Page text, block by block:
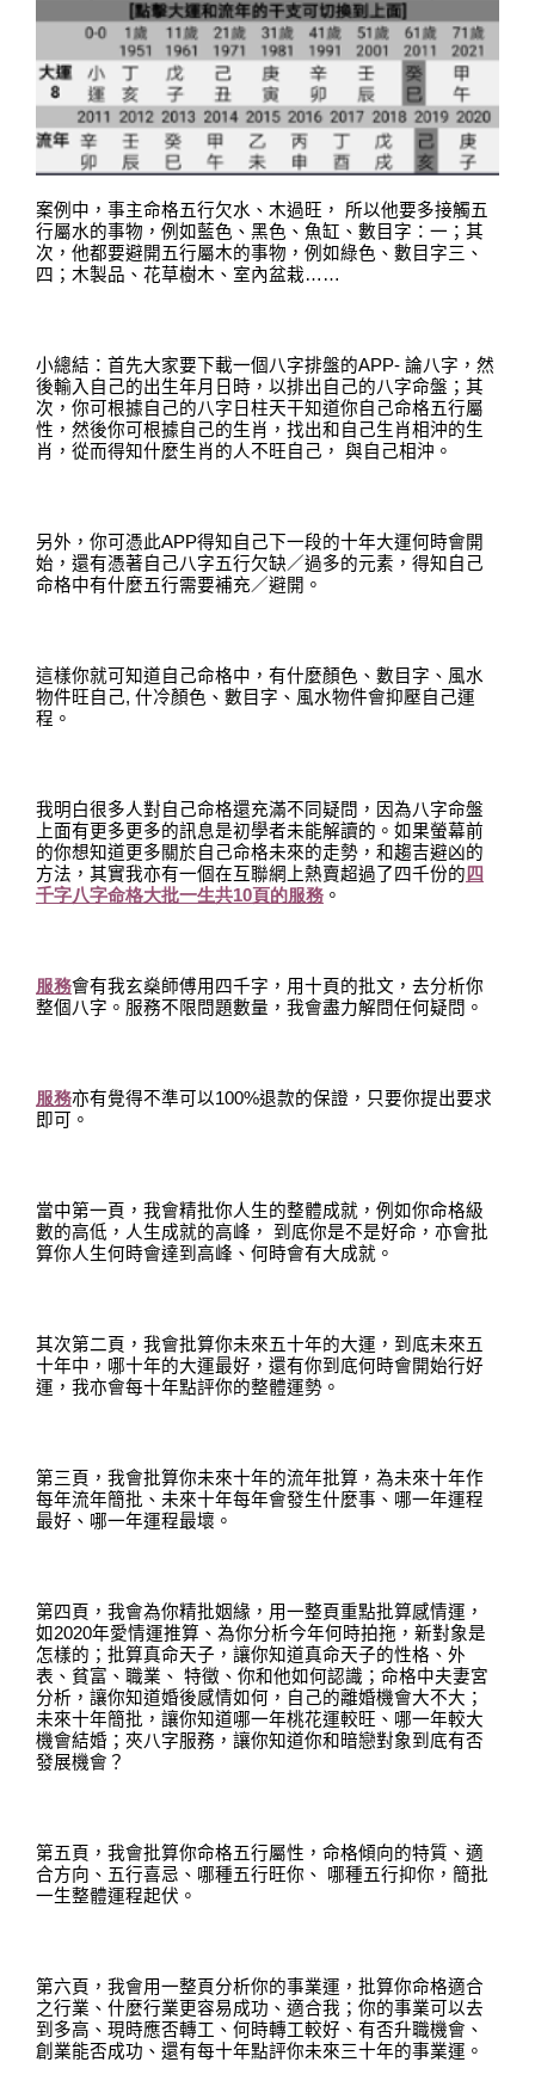
案例中，事主命格五行欠水、木過旺，
所以他要多接觸五
行屬水的事物，例如藍色、黑色、魚缸、數目字：一；其
次，他都要避開五行屬木的事物，例如綠色、數目字三、
四；木製品、花草樹木、室內盆栽……
小總結：首先大家要下載一個八字排盤的APP- 論八字，然
後輸入自己的出生年月日時，以排出自己的八字命盤；其
次，你可根據自己的八字日柱天干知道你自己命格五行屬
性，然後你可根據自己的生肖，找出和自己生肖相沖的生
肖 ， 從而得知什麼生肖的人不旺自己， 與自己相沖。
另外，你可憑此APP得知自己下一段的十年大運何時會開
始 ， 還有憑著自己八字五行欠缺／過多的元素，得知自己
命格中有什麼五行需要補充／避開 。
這樣你就可知道自己命格中，有什麼顏色、數目字、風水
物件旺自己, 什冷顏色、數目字、風水物件會抑壓自己運
程 。
我明白很多人對自己命格還充滿不同疑問 ， 因為八字命盤
上面有更多更多的訊息是初學者未能解讀的 。 如果螢幕前
的你想知道更多關於自己命格未來的走勢 ， 和趨吉避凶的
方法 ， 其實我亦有一個在 互聯網上熱賣超過 了 四千份的 四
千字八字命格大批一生共10頁的服務 。
服務會有我玄燊師傅用四千字，用十頁的批文，去分析你
整個八字。服務不限問題數量，我會盡力解問任何疑問。
服務亦有覺得不準可以100%退款的保證，只要你提出要求
即可。
當中第一頁，我會精批你人生的整體成就 ， 例如你命格級
數的高低 ， 人生成就的高峰， 到底你是不是好命 ， 亦會批
算你人生何時會達到高峰、何時會有大成就 。
其次第二頁，我會批算你未來五十年的大運 ， 到底未來五
十年中，哪十年的大運最好 ， 還有你到底何時會開始行好
運 ， 我亦會每十年點評你的整體運勢 。
第三頁，我會批算你未來十年的流年批算，為未來十年作
每年流年簡批、未來十年每年會發生什麼事、哪一年運程
最好、哪一年運程最壞。
第四頁，我會為你精批姻緣，用一整頁重點批算感情運，
如2020年愛情運推算、為你分析今年何時拍拖，新對象是
怎樣的；批算真命天子，讓你知道真命天子的性格、外
表、貧富、職業、 特徵、你和他如何認識；命格中夫妻宮
分析，讓你知道婚後感情如何，自己的離婚機會大不大；
未來十年簡批，讓你知道哪一年桃花運較旺、哪一年較大
機會結婚；夾八字服務，讓你知道你和暗戀對象到底有否
發展機會 ？
第五頁，我會批算你命格五行屬性，命格傾向的特質、適
合方向、五行喜忌、哪種五行旺你、
哪種五行抑你，簡批
一生整體運程起伏。
第六頁，我會用一整頁分析你的事業運，批算你命格適合
之行業、什麼行業更容易成功、適合我；你的事業可以去
到多高、現時應否轉工、何時轉工較好、有否升職機會、
創業能否成功、還有每十年點評你未來三十年的事業運。